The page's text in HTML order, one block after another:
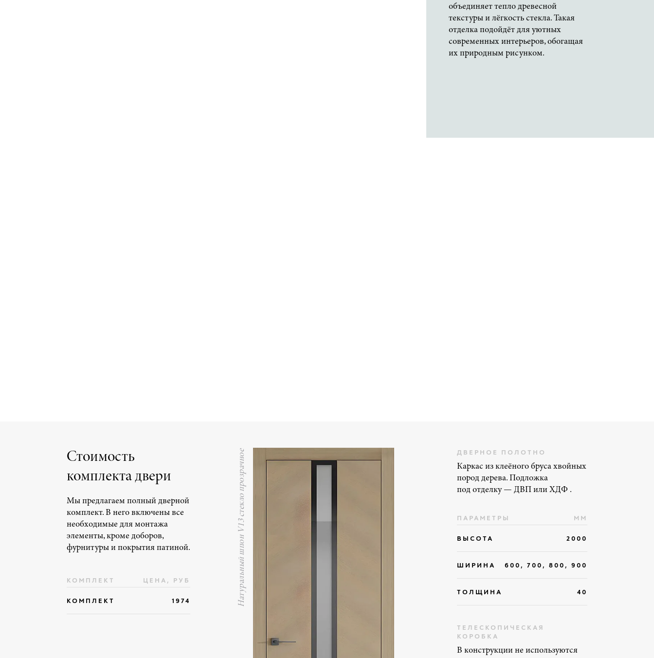
объединяет тепло древесной
текстуры и лёгкость стекла. Такая
отделка подойдёт для уютных
современных интерьеров, обогащая
их природным рисунком.
Стоимость
комплекта двери
Мы предлагаем полный дверной
комплект. В него включены все
необходимые для монтажа
элементы, кроме доборов,
фурнитуры и покрытия патиной.
КОМПЛЕКТ ЦЕНА, РУБ
КОМПЛЕКТ 1974 Натуральный шпон V13 стекло прозрачное ДВЕРНОЕ ПОЛОТНО
Каркас из клеёного бруса хвойных
пород дерева. Подложка
под отделку — ДВП или ХДФ .
ПАРАМЕТРЫ ММ
ВЫСОТА 2000
ШИРИНА 600, 700, 800, 900
ТОЛЩИНА 40
ТЕЛЕСКОПИЧЕСКАЯ
КОРОБКА
В конструкции не используются